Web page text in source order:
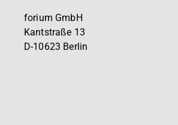
forium GmbH
Kantstraße 13
D-10623 Berlin